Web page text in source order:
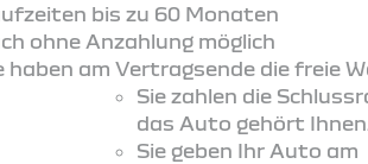
bis zu 60 Monaten
ohne Anzahlung möglich
haben am Vertragsende die freie
Sie zahlen die
das Auto gehört
Sie geben Ihr Auto am